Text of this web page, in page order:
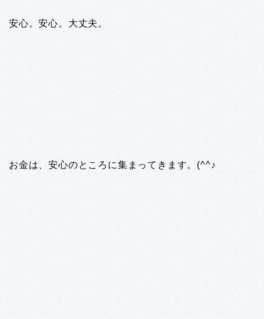
安心。安心。大丈夫。
お金は、安心のところに集まってきます。(^^♪